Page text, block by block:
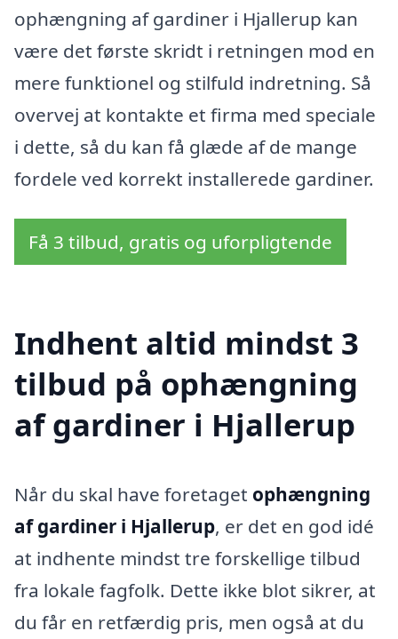
ophængning af gardiner i Hjallerup kan
være det første skridt i retningen mod en
mere funktionel og stilfuld indretning. Så
overvej at kontakte et firma med speciale
i dette, så du kan få glæde af de mange
fordele ved korrekt installerede gardiner.
Få 3 tilbud, gratis og uforpligtende
Indhent altid mindst 3
tilbud på ophængning
af gardiner i Hjallerup
Når du skal have foretaget ophængning
af gardiner i Hjallerup, er det en god idé
at indhente mindst tre forskellige tilbud
fra lokale fagfolk. Dette ikke blot sikrer, at
du får en retfærdig pris, men også at du